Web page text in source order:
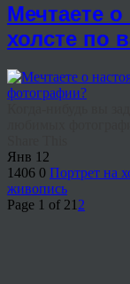
Мечтаете
холсте по
Янв 12
1406 0 Портрет на
живопись
Page 1 of 21 2